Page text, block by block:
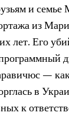
и
из
лет. Его
—
в
к